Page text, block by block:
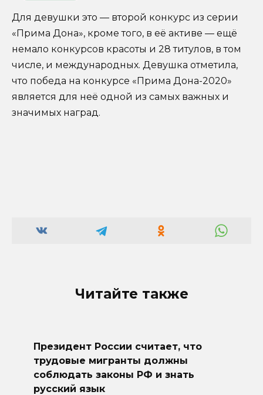
Для девушки это — второй конкурс из серии
«Прима Дона», кроме того, в её активе — ещё
немало конкурсов красоты и 28 титулов, в том
числе, и международных. Девушка отметила,
что победа на конкурсе «Прима Дона-2020»
является для неё одной из самых важных и
значимых наград.
Читайте также
Президент России считает, что
трудовые мигранты должны
соблюдать законы РФ и знать
русский язык